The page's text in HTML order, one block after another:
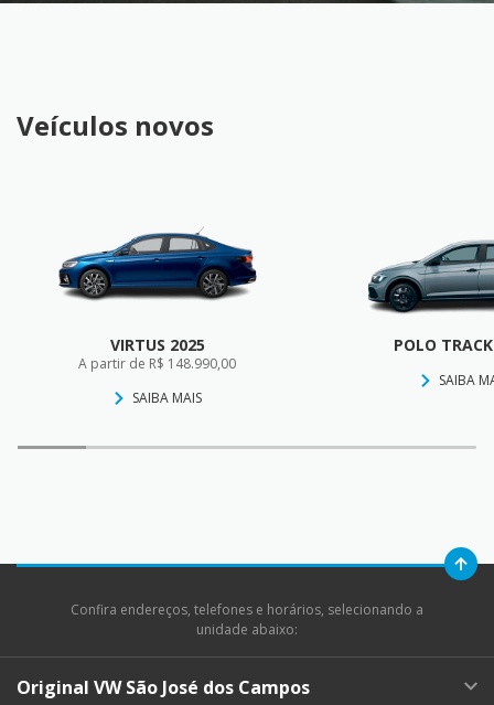
Veículos novos
VIRTUS 2025
A partir de R$ 148.990,00
SAIBA MAIS
POLO
SAIBA
Confira endereços, telefones e horários, selecionando a
unidade abaixo:
Original VW São José dos Campos